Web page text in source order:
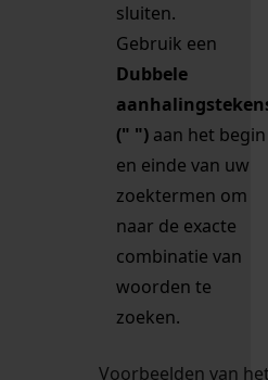
sluiten.
Gebruik een
Dubbele
(" ") aan het begin
en einde van uw
zoektermen om
naar de exacte
combinatie van
woorden te
zoeken.
Voorbeelden van